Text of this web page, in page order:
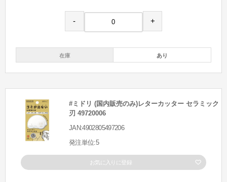
- +
在庫 あり
#ミドリ (国内販売のみ)レターカッター セラミック
刃 49720006
JAN:4902805497206
発注単位:5
お気に入りに登録